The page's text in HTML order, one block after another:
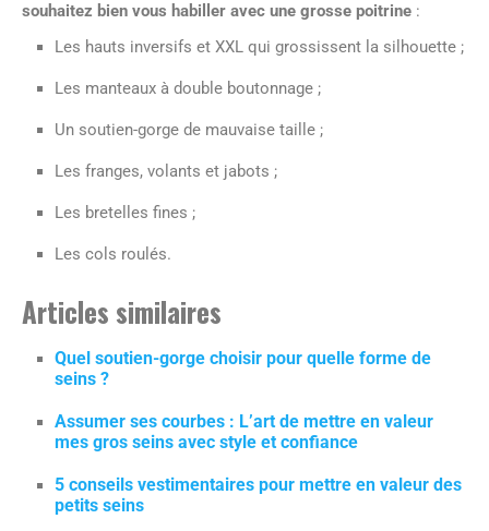
souhaitez bien vous habiller avec une grosse poitrine :
Les hauts inversifs et XXL qui grossissent la silhouette ;
Les manteaux à double boutonnage ;
Un soutien-gorge de mauvaise taille ;
Les franges, volants et jabots ;
Les bretelles fines ;
Les cols roulés.
Articles similaires
Quel soutien-gorge choisir pour quelle forme de
seins ?
Assumer ses courbes : L’art de mettre en valeur
mes gros seins avec style et confiance
5 conseils vestimentaires pour mettre en valeur des
petits seins